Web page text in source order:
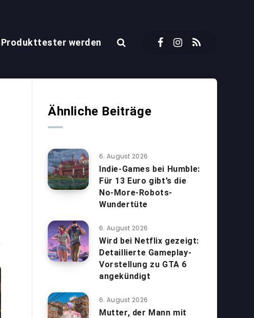
Produkttester werden
Ähnliche Beiträge
6. August 2026
Indie-Games bei Humble:
Für 13 Euro gibt’s die
No-More-Robots-
Wundertüte
6. August 2026
Wird bei Netflix gezeigt:
Detaillierte Gameplay-
Vorstellung zu GTA 6
angekündigt
6. August 2026
Mutter, der Mann mit